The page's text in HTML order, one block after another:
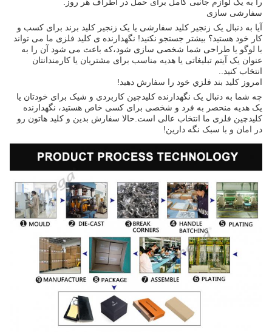
را به یک لوازم جانبی کامل برای حمل در اطراف هر روز.
سفارشی سازی
آیا به دنبال یک زنجیر کلید سفارشی یا یک زنجیر کلید برند برای کسب و
کار خود هستید؟ بیشتر جستجو نکنید! نگهدارنده ی کلید فلزی ما می تواند
با لوگو یا طراحی شما شخصی سازی شود،که باعث می شود آن را به
عنوان یک آیتم تبلیغاتی یا هدیه مناسب برای مشتریان یا کارمندانتان
انتخاب کنید..
امروز کليد بند فلزي خود را سفارش دهید!
چه شما به دنبال یک نگهدارنده کلیدچین کاربردی و شیک برای خودتان یا
یک هدیه منحصر به فرد و شخصی برای کسی خاص هستید، نگهدارنده
کلیدچین فلزی ما انتخاب عالی است.حالا سفارش بدين و کليد هاتون رو
در امان و با سبک نگه دارين!